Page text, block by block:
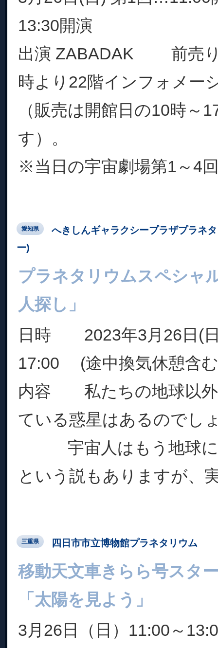
13:30開演
出演 ZABADAK 前売り
時より22階インフォメー
（販売は開館日の10時～
す）。
※当日の宇宙劇場第1～4
愛知県
へきしんギャラクシープラザプラネ
ー)
プラネタリウムスペシャ
人探し」
日時 2023年3月26日(
17:00 (途中換気休憩含
内容 私たちの地球以外
ている惑星はあるのでし
宇宙人はもう地球に
という説もありますが、
三重県 四日市市立博物館プラネタリウム
移動天文車きらら号スタ
「太陽を見よう」
3月26日（日）11:00～